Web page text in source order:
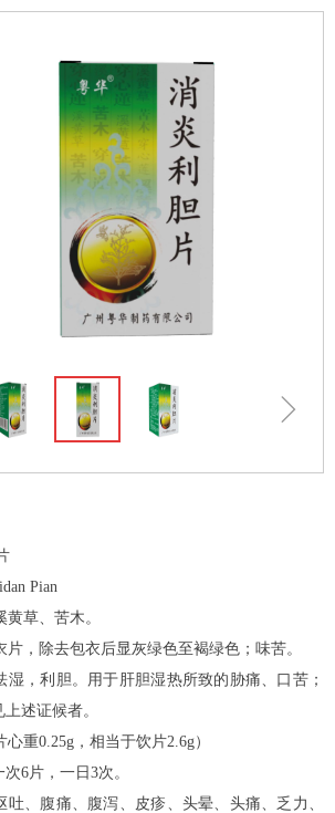
Pian
黄草、苦木。
片，除去包衣后显灰绿色至褐绿色；味苦。
湿，利胆。用于肝胆湿热所致的胁痛、口苦；
述证候者。
重0.25g，相当于饮片2.6g）
次6片，一日3次。
吐、腹痛、腹泻、皮疹、头晕、头痛、乏力、
ꁇ